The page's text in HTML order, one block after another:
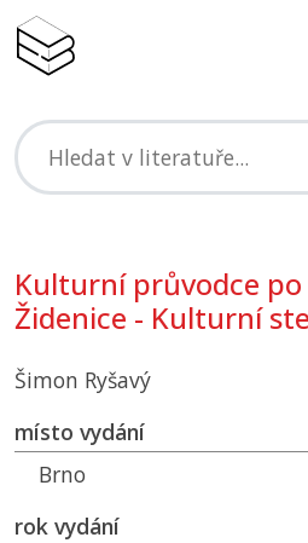
Kulturní průvodce po
Židenice - Kulturní
Šimon Ryšavý
místo vydání
Brno
rok vydání